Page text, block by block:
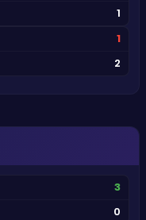
1
1
2
3
0